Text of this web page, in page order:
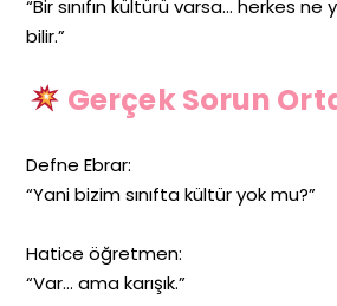
“Bir sınıfın kültürü varsa… herkes
bilir.”
Gerçek Sorun
Defne Ebrar:
“Yani bizim sınıfta kültür yok mu?”
Hatice öğretmen:
“Var… ama karışık.”